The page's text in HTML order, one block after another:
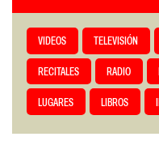
VIDEOS TELEVISIÓN
RECITALES RADIO
LUGARES LIBROS